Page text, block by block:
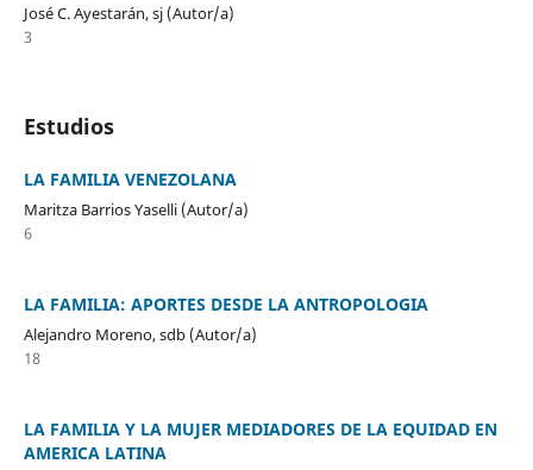
José C. Ayestarán, sj (Autor/a)
3
Estudios
LA FAMILIA VENEZOLANA
Maritza Barrios Yaselli (Autor/a)
6
LA FAMILIA: APORTES DESDE LA ANTROPOLOGIA
Alejandro Moreno, sdb (Autor/a)
18
LA FAMILIA Y LA MUJER MEDIADORES DE LA EQUIDAD EN
AMERICA LATINA